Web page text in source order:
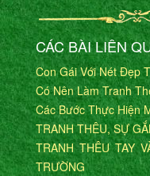
CÁC BÀI LIÊN
Con Gái Với Nét Đẹp
Có Nên Làm Tranh
Các Bước Thực Hiện
TRANH THÊU, SỰ
TRANH THÊU TAY
TRƯỜNG